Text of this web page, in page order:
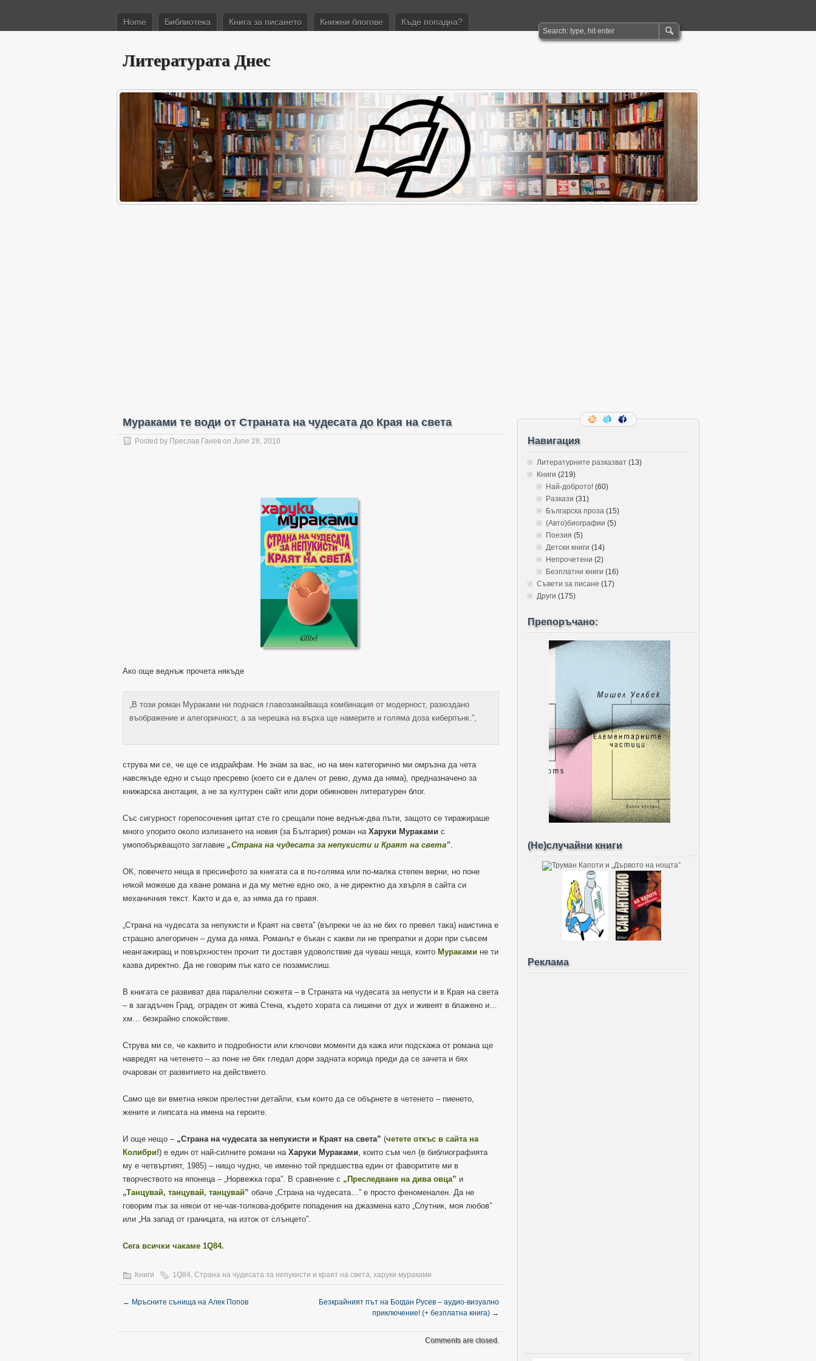
Home Библиотека Книга за писането Книжни блогове Къде попадна?
Литературата Днес
Мураками те води от Страната на чудесата до Края на света
Posted by Преслав Ганев on June 28, 2010
Ако още веднъж прочета някъде
„В този роман Мураками ни поднася главозамайваща комбинация от модерност, разюздано
въображение и алегоричност, а за черешка на върха ще намерите и голяма доза киберпънк.”,
струва ми се, че ще се издрайфам. Не знам за вас, но на мен категорично ми омръзна да чета
навсякъде едно и също пресревю (което си е далеч от ревю, дума да няма), предназначено за
книжарска анотация, а не за културен сайт или дори обикновен литературен блог.
Със сигурност горепосочения цитат сте го срещали поне веднъж-два пъти, защото се тиражираше
много упорито около излизането на новия (за България) роман на Харуки Мураками с
умопобъркващото заглавие „Страна на чудесата за непукисти и Краят на света”.
ОК, повечето неща в пресинфото за книгата са в по-голяма или по-малка степен верни, но поне
някой можеше да хване романа и да му метне едно око, а не директно да хвърля в сайта си
механичния текст. Както и да е, аз няма да го правя.
„Страна на чудесата за непукисти и Краят на света” (въпреки че аз не бих го превел така) наистина е
страшно алегоричен – дума да няма. Романът е бъкан с какви ли не препратки и дори при съвсем
неангажиращ и повърхностен прочит ти доставя удоволствие да чуваш неща, които Мураками не ти
казва директно. Да не говорим пък като се позамислиш.
В книгата се развиват два паралелни сюжета – в Страната на чудесата за непусти и в Края на света
– в загадъчен Град, ограден от жива Стена, където хората са лишени от дух и живеят в блажено и…
хм… безкрайно спокойствие.
Струва ми се, че каквито и подробности или ключови моменти да кажа или подскажа от романа ще
навредят на четенето – аз поне не бях гледал дори задната корица преди да се зачета и бях
очарован от развитието на действието.
Само ще ви вметна някои прелестни детайли, към които да се обърнете в четенето – пиенето,
жените и липсата на имена на героите.
И още нещо – „Страна на чудесата за непукисти и Краят на света” (четете откъс в сайта на
Колибри!) е един от най-силните романи на Харуки Мураками, които съм чел (в библиографията
му е четвъртият, 1985) – нищо чудно, че именно той предшества един от фаворитите ми в
творчеството на японеца – „Норвежка гора”. В сравнение с „Преследване на дива овца” и
„Танцувай, танцувай, танцувай” обаче „Страна на чудесата…” е просто феноменален. Да не
говорим пък за някои от не-чак-толкова-добрите попадения на джазмена като „Спутник, моя любов”
или „На запад от границата, на изток от слънцето”.
Сега всички чакаме 1Q84.
Книги 1Q84, Страна на чудесата за непукисти и краят на света, харуки мураками
← Мръсните сънища на Алек Попов
Безкрайният път на Богдан Русев – аудио-визуално
приключение! (+ безплатна книга) →
Comments are closed.
Навигация
Литературните разказват (13)
Книги (219)
Най-доброто! (60)
Разкази (31)
Българска проза (15)
(Авто)биографии (5)
Поезия (5)
Детски книги (14)
Непрочетени (2)
Безплатни книги (16)
Съвети за писане (17)
Други (175)
Препоръчано:
(Не)случайни книги
Реклама